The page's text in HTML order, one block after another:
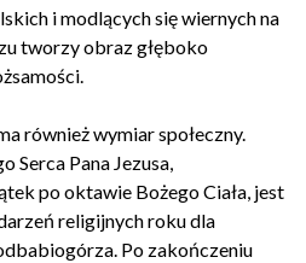
i modlących się wiernych na
tworzy obraz głęboko
również wymiar społeczny.
Serca Pana Jezusa,
po oktawie Bożego Ciała, jest
religijnych roku dla
Po zakończeniu